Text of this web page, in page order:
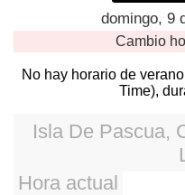
domingo, 9
Cambio
No hay horario de
Time),
Isla De Pascua,
Hora actual